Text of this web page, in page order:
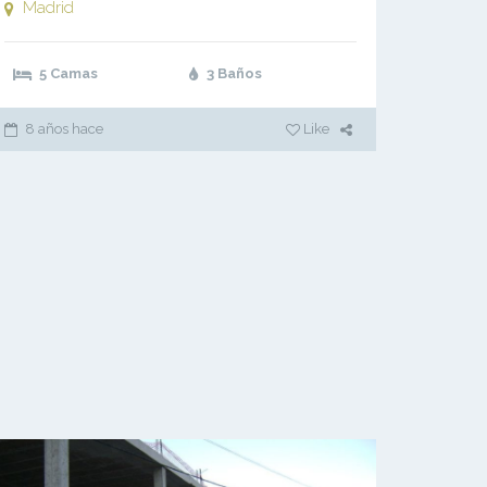
Madrid
5 Camas 3 Baños
8 años hace Like